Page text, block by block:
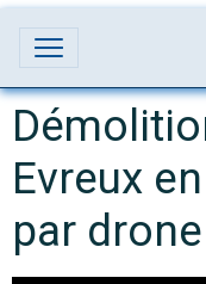
Evreux
par drone